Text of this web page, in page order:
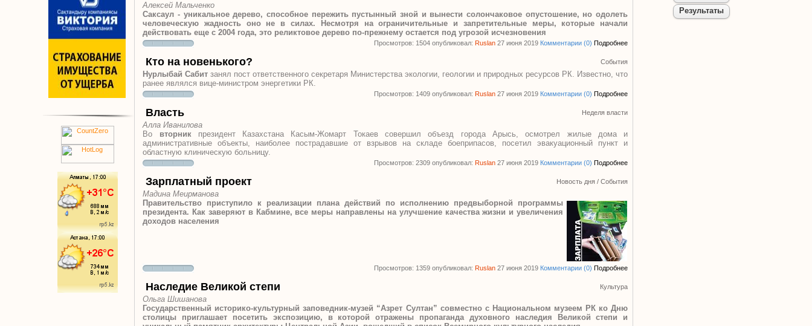
Алексей Мальченко
Саксаул - уникальное дерево, способное пережить пустынный зной и вынести солончаковое опустошение, но одолеть
человеческую жадность оно не в силах. Несмотря на ограничительные и запретительные меры, которые начали
действовать еще с 2004 года, это реликтовое дерево по-прежнему остается под угрозой исчезновения
Просмотров: 1504 опубликовал:Ruslan 27 июня 2019 Комментарии (0) Подробнее
Кто на новенького? События
Нурлыбай Сабит занял пост ответственного секретаря Министерства экологии, геологии и природных ресурсов РК. Известно, что
ранее являлся вице-министром энергетики РК.
Просмотров: 1409 опубликовал:Ruslan 27 июня 2019 Комментарии (0) Подробнее
Власть Неделя власти
Алла Иванилова
Во вторникпрезидент Казахстана Касым-Жомарт Токаев совершил объезд города Арысь, осмотрел жилые дома и
административные объекты, наиболее пострадавшие от взрывов на складе боеприпасов, посетил эвакуационный пункт и
областную клиническую больницу.
Просмотров: 2309 опубликовал:Ruslan 27 июня 2019 Комментарии (0) Подробнее
Зарплатный проект Новость дня /События
Мадина Меирманова
Правительство приступило к реализации плана действий по исполнению предвыборной программы
президента. Как заверяют в Кабмине, все меры направлены на улучшение качества жизни и увеличения
доходов населения
Просмотров: 1359 опубликовал:Ruslan 27 июня 2019 Комментарии (0) Подробнее
Наследие Великой степи Культура
Ольга Шишанова
Государственный историко-культурный заповедник-музей “Азрет Султан” совместно с Национальном музеем РК ко Дню
столицы приглашает посетить экспозицию, в которой отражены пропаганда духовного наследия Великой степи и